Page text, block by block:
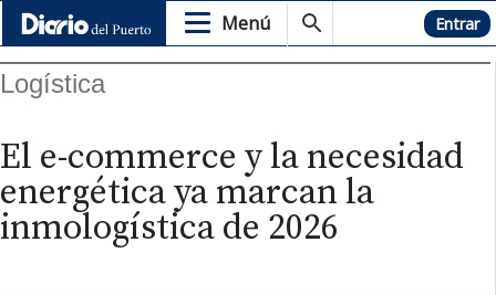
Menú Hemeroteca Entrar
Logística
El e-commerce y la necesidad
energética ya marcan la
inmologística de 2026